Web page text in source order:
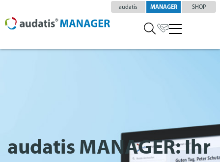
audatis MANAGER SHOP
audatis MANAGER: Ihr